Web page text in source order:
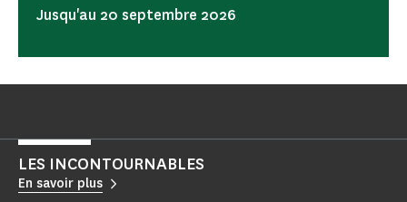
Jusqu'au 20 septembre 2026
LES INCONTOURNABLES
En savoir plus